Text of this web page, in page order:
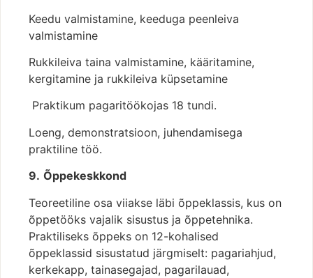
Keedu valmistamine, keeduga peenleiva
valmistamine
Rukkileiva taina valmistamine, kääritamine,
kergitamine ja rukkileiva küpsetamine
Praktikum pagaritöökojas 18 tundi.
Loeng, demonstratsioon, juhendamisega
praktiline töö.
9. Õppekeskkond
Teoreetiline osa viiakse läbi õppeklassis, kus on
õppetööks vajalik sisustus ja õppetehnika.
Praktiliseks õppeks on 12-kohalised
õppeklassid sisustatud järgmiselt: pagariahjud,
kerkekapp, tainasegajad, pagarilauad,